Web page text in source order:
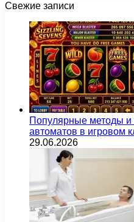
Свежие записи
Популярные методы и
автоматов в игровом
29.06.2026